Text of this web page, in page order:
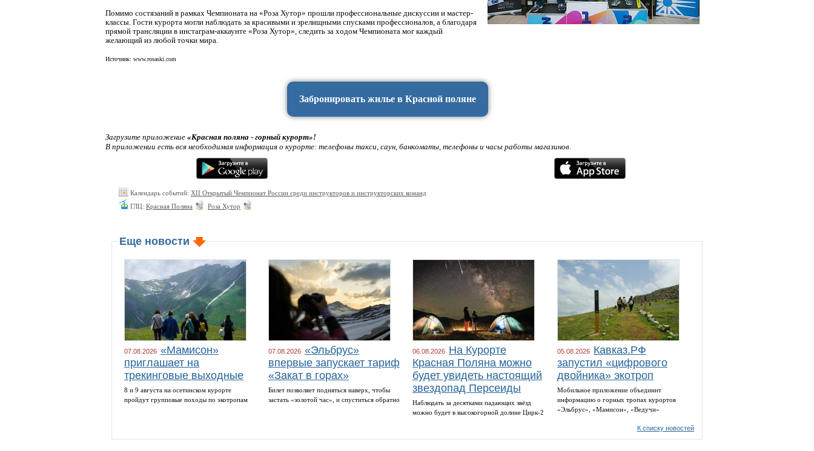
Помимо состязаний в рамках Чемпионата на «Роза Хутор» прошли профессиональные дискуссии и мастер-
классы. Гости курорта могли наблюдать за красивыми и зрелищными спусками профессионалов, а благодаря
прямой трансляции в инстаграм-аккаунте «Роза Хутор», следить за ходом Чемпионата мог каждый
желающий из любой точки мира.
Источник: www.rosaski.com
Забронировать жилье в Красной поляне
Загрузите приложение «Красная поляна - горный курорт»!
В приложении есть вся необходимая информация о курорте: телефоны такси, саун, банкоматы, телефоны и часы работы магазинов.
Календарь событий: ХII Открытый Чемпионат России среди инструкторов и инструкторских команд
ГЛЦ: Красная Поляна Роза Хутор
Еще новости
07.08.2026 «Мамисон»
приглашает на
трекинговые выходные
8 и 9 августа на осетинском курорте
пройдут групповые походы по экотропам
07.08.2026 «Эльбрус»
впервые запускает тариф
«Закат в горах»
Билет позволяет подняться наверх, чтобы
застать «золотой час», и спуститься обратно
06.08.2026 На Курорте
Красная Поляна можно
будет увидеть настоящий
звездопад Персеиды
Наблюдать за десятками падающих звёзд
можно будет в высокогорной долине Цирк-2
05.08.2026 Кавказ.РФ
запустил «цифрового
двойника» экотроп
Мобильное приложение объединит
информацию о горных тропах курортов
«Эльбрус», «Мамисон», «Ведучи»
К списку новостей